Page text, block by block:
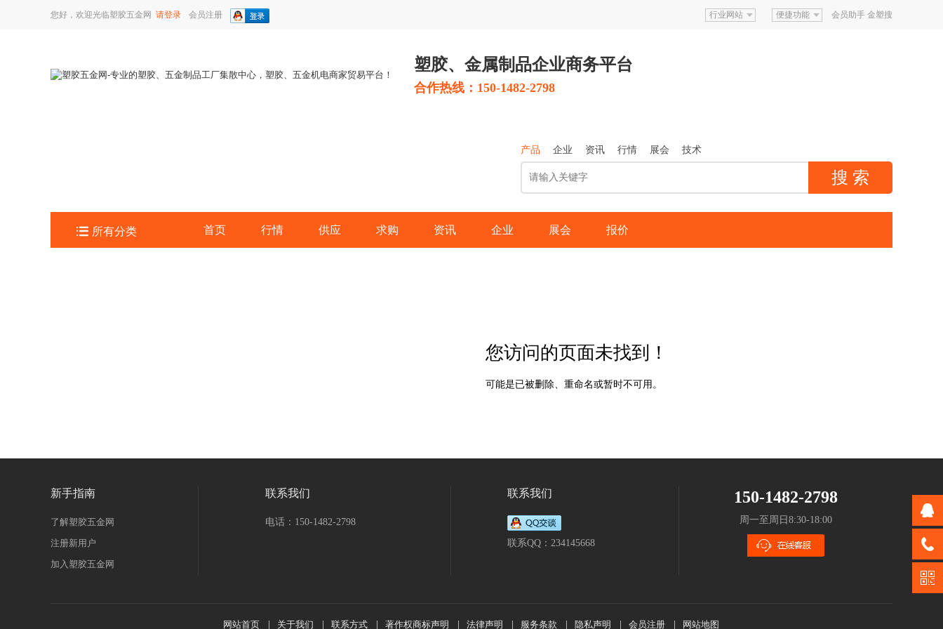
您好，欢迎光临塑胶五金网 请登录 会员注册 行业网站 便捷功能 会员助手 金塑搜
塑胶、金属制品企业商务平台
合作热线：150-1482-2798
产品 企业 资讯 行情 展会 技术
 所有分类 首页 行情 供应 求购 资讯 企业 展会 报价
您访问的页面未找到！
可能是已被删除、重命名或暂时不可用。
新手指南
了解塑胶五金网
注册新用户
加入塑胶五金网
联系我们
电话：150-1482-2798
联系我们
联系QQ：234145668
150-1482-2798
周一至周日8:30-18:00
网站首页 关于我们 联系方式 著作权商标声明 法律声明 服务条款 隐私声明 会员注册 网站地图